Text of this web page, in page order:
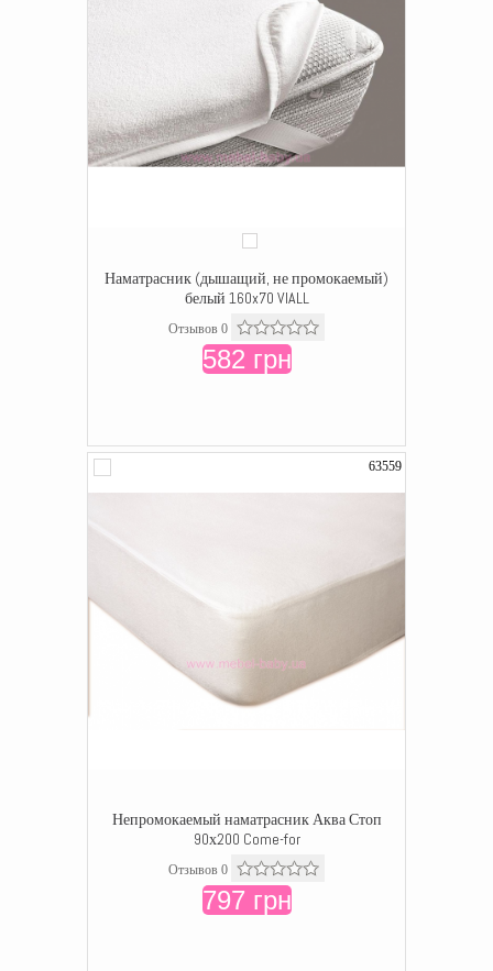
Наматрасник (дышащий, не промокаемый)
белый 160x70 VIALL
Отзывов 0
582 грн
63559
Непромокаемый наматрасник Аква Стоп
90х200 Come-for
Отзывов 0
797 грн